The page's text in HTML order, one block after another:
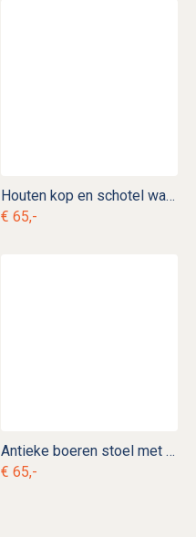
Houten kop en schotel wandrek
€ 65,-
Antieke boeren stoel met biezen zitting
€ 65,-